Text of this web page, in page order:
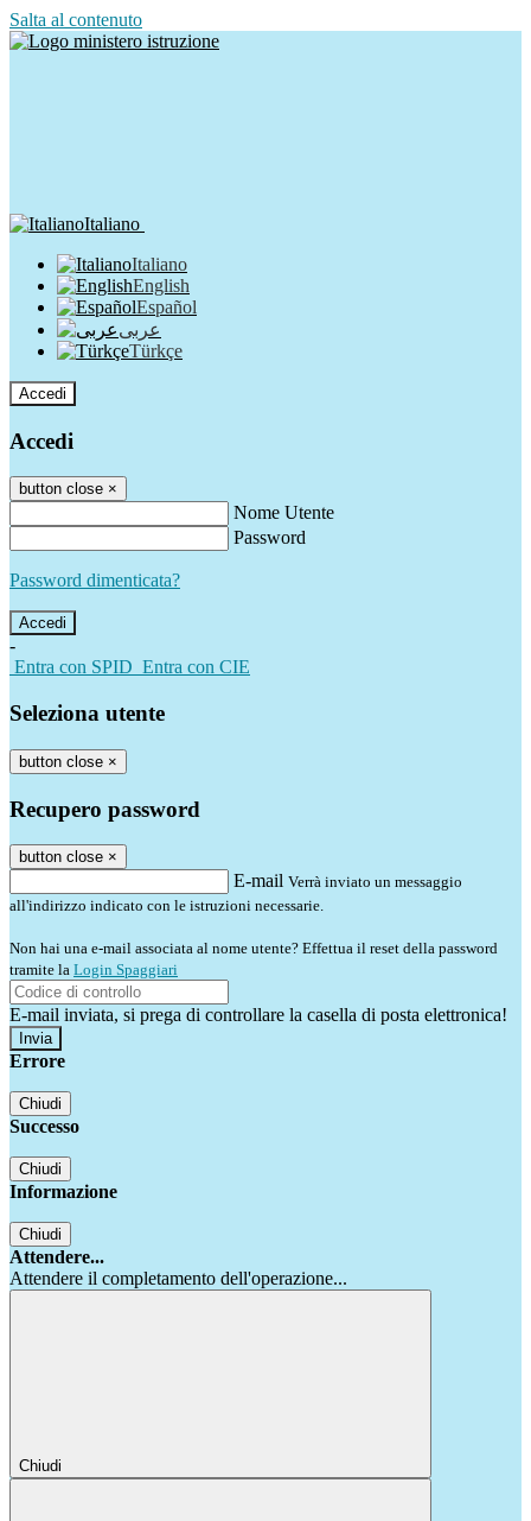
Salta al contenuto
Italiano
Italiano
English
Español
عربى
Türkçe
Accedi
Accedi
button close ×
Nome Utente
Password
Password dimenticata?
-
Entra con SPID Entra con CIE
Seleziona utente
button close ×
Recupero password
button close ×
E-mail Verrà inviato un messaggio
all'indirizzo indicato con le istruzioni necessarie.
Non hai una e-mail associata al nome utente? Effettua il reset della password
tramite la Login Spaggiari
E-mail inviata, si prega di controllare la casella di posta elettronica!
Errore
Chiudi
Successo
Chiudi
Informazione
Chiudi
Attendere...
Attendere il completamento dell'operazione...
Chiudi